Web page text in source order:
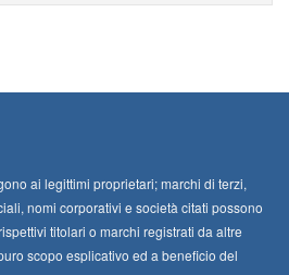
ai legittimi proprietari; marchi di terzi,
nomi corporativi e società citati possono
titolari o marchi registrati da altre
scopo esplicativo ed a beneficio del